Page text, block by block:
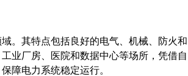
。其特点包括良好的电气、机械、防火和
业厂房、医院和数据中心等场所，凭借自
障电力系统稳定运行。